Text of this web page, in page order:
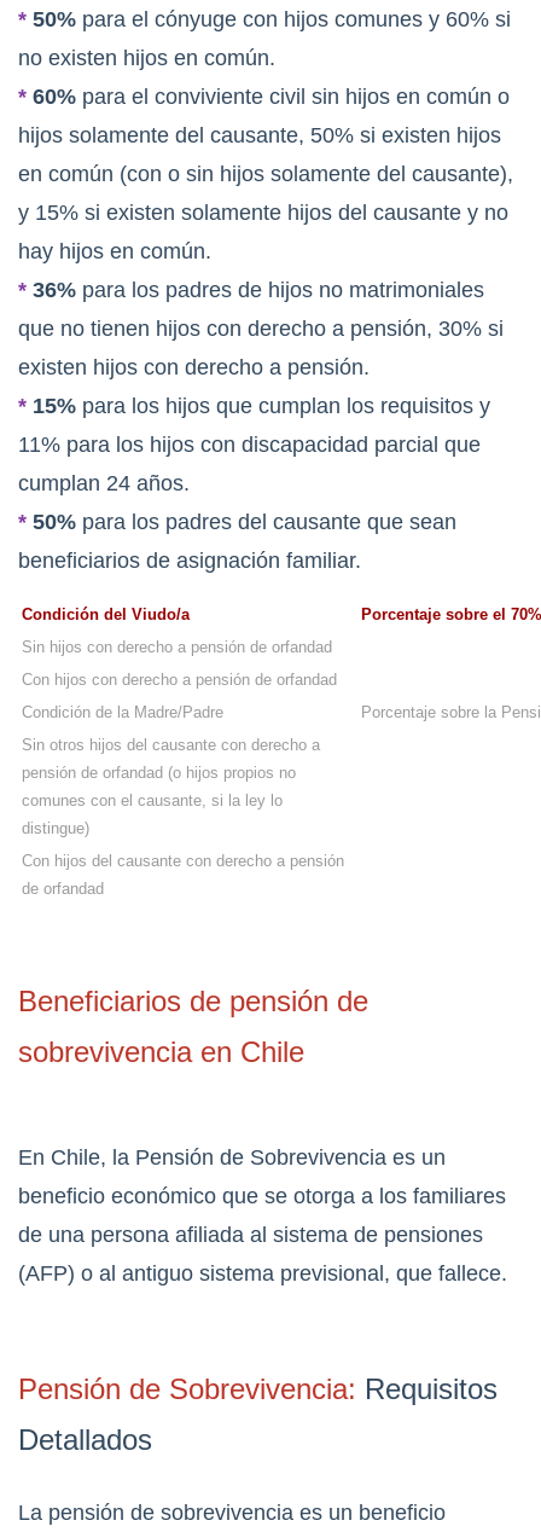
* 50% para el cónyuge con hijos comunes y 60% si
no existen hijos en común.
* 60% para el conviviente civil sin hijos en común o
hijos solamente del causante, 50% si existen hijos
en común (con o sin hijos solamente del causante),
y 15% si existen solamente hijos del causante y no
hay hijos en común.
* 36% para los padres de hijos no matrimoniales
que no tienen hijos con derecho a pensión, 30% si
existen hijos con derecho a pensión.
* 15% para los hijos que cumplan los requisitos y
11% para los hijos con discapacidad parcial que
cumplan 24 años.
* 50% para los padres del causante que sean
beneficiarios de asignación familiar.
Condición del Viudo/a
Porcentaje sobre el
Sin hijos con derecho a pensión de orfandad
Con hijos con derecho a pensión de orfandad
Condición de la Madre/Padre
Porcentaje sobre la
Sin otros hijos del causante con derecho a
pensión de orfandad (o hijos propios no
comunes con el causante, si la ley lo
distingue)
Con hijos del causante con derecho a pensión
de orfandad
Beneficiarios de pensión de
sobrevivencia en Chile
En Chile, la Pensión de Sobrevivencia es un
beneficio económico que se otorga a los familiares
de una persona afiliada al sistema de pensiones
(AFP) o al antiguo sistema previsional, que fallece.
Pensión de Sobrevivencia: Requisitos
Detallados
La pensión de sobrevivencia es un beneficio